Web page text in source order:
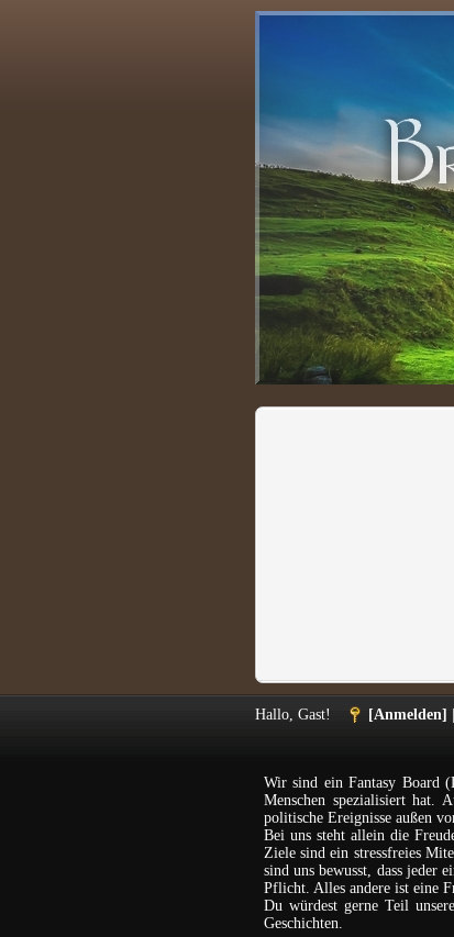
Hallo, Gast! [Anmelden]
Wir sind ein Fantasy Board
Menschen spezialisiert hat.
politische Ereignisse außen
Bei uns steht allein die
Ziele sind ein stressfreies
sind uns bewusst, dass jeder
Pflicht. Alles andere ist eine
Du würdest gerne Teil
Geschichten.